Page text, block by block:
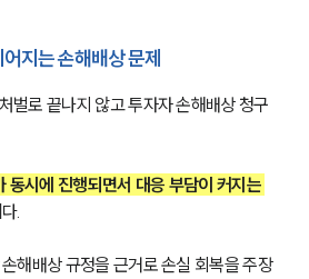
지는 손해배상 문제
벌로 끝나지 않고 투자자 손해배상 청구
동시에 진행되면서 대응 부담이 커지는
.
해배상 규정을 근거로 손실 회복을 주장